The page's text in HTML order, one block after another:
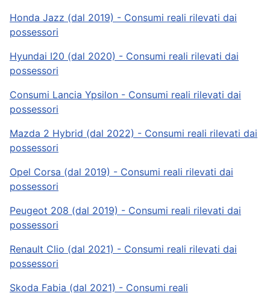
Honda Jazz (dal 2019) - Consumi reali rilevati dai
possessori
Hyundai I20 (dal 2020) - Consumi reali rilevati dai
possessori
Consumi Lancia Ypsilon - Consumi reali rilevati dai
possessori
Mazda 2 Hybrid (dal 2022) - Consumi reali rilevati dai
possessori
Opel Corsa (dal 2019) - Consumi reali rilevati dai
possessori
Peugeot 208 (dal 2019) - Consumi reali rilevati dai
possessori
Renault Clio (dal 2021) - Consumi reali rilevati dai
possessori
Skoda Fabia (dal 2021) - Consumi reali